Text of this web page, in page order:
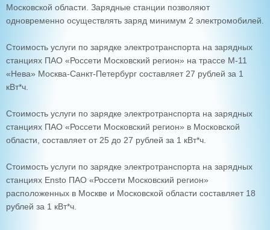
Московской области. Зарядные станции позволяют
одновременно осуществлять заряд минимум 2 электромобилей.
Стоимость услуги по зарядке электротранспорта на зарядных
станциях ПАО «Россети Московский регион» на трассе М-11
«Нева» Москва-Санкт-Петербург составляет 27 рублей за 1
кВт*ч.
Стоимость услуги по зарядке электротранспорта на зарядных
станциях ПАО «Россети Московский регион» в Московской
области, составляет от 25 до 27 рублей за 1 кВт*ч.
Стоимость услуги по зарядке электротранспорта на зарядных
станциях Ensto ПАО «Россети Московский регион»
расположенных в Москве и Московской области составляет 18
рублей за 1 кВт*ч.